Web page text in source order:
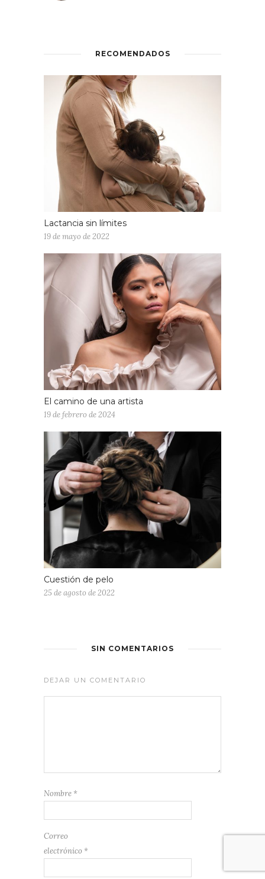
RECOMENDADOS
Lactancia sin límites
19 de mayo de 2022
El camino de una artista
19 de febrero de 2024
Cuestión de pelo
25 de agosto de 2022
SIN COMENTARIOS
DEJAR UN COMENTARIO
Nombre *
Correo
electrónico *